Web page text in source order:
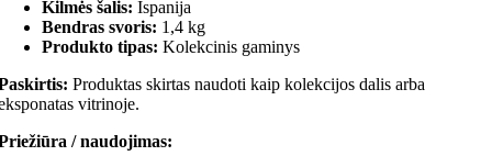
Kilmės šalis: Ispanija
Bendras svoris: 1,4 kg
Produkto tipas: Kolekcinis gaminys
Produktas skirtas naudoti kaip kolekcijos dalis arba
vitrinoje.
/ naudojimas: